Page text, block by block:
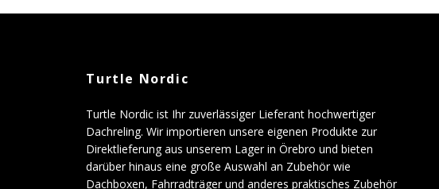
Turtle Nordic
Turtle Nordic ist Ihr zuverlässiger Lieferant hochwertiger
Dachreling. Wir importieren unsere eigenen Produkte zur
Direktlieferung aus unserem Lager in Örebro und bieten
darüber hinaus eine große Auswahl an Zubehör wie
Dachboxen, Fahrradträger und anderes praktisches Zubehör